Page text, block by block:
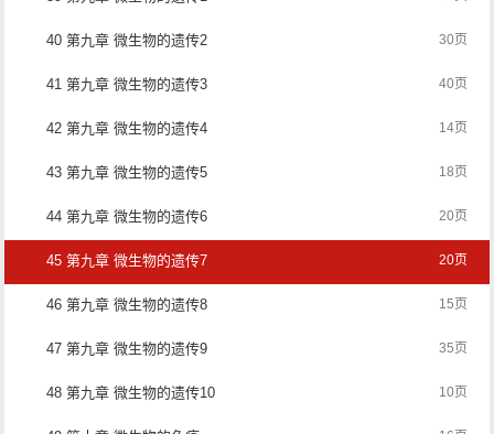
40 第九章 微生物的遗传2 30页
41 第九章 微生物的遗传3 40页
42 第九章 微生物的遗传4 14页
43 第九章 微生物的遗传5 18页
44 第九章 微生物的遗传6 20页
45 第九章 微生物的遗传7 20页
46 第九章 微生物的遗传8 15页
47 第九章 微生物的遗传9 35页
48 第九章 微生物的遗传10 10页